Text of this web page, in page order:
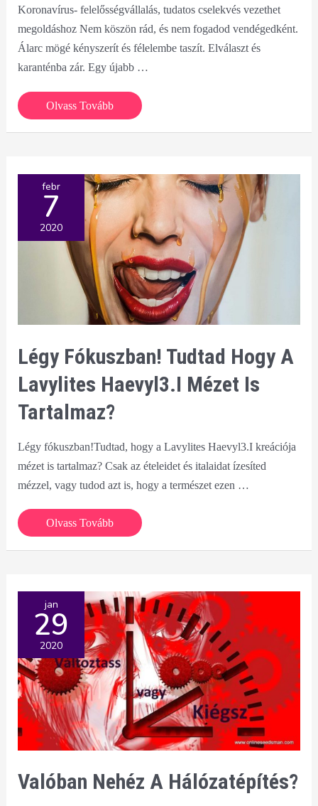
Koronavírus- felelősségvállalás, tudatos cselekvés vezethet
megoldáshoz Nem köszön rád, és nem fogadod vendégedként.
Álarc mögé kényszerít és félelembe taszít. Elválaszt és
karanténba zár. Egy újabb …
Koronavírus-
felelősségvállalás
vezethet
megoldáshoz
Olvass Tovább
febr
7
2020
Légy Fókuszban! Tudtad Hogy A
Lavylites Haevyl3.I Mézet Is
Tartalmaz?
Légy fókuszban!Tudtad, hogy a Lavylites Haevyl3.I kreációja
mézet is tartalmaz? Csak az ételeidet és italaidat ízesíted
mézzel, vagy tudod azt is, hogy a természet ezen …
Légy
a
Lavylites
Haevyl3.I
mézet
is
tartalmaz?
Olvass Tovább
jan
29
2020
Valóban Nehéz A Hálózatépítés?